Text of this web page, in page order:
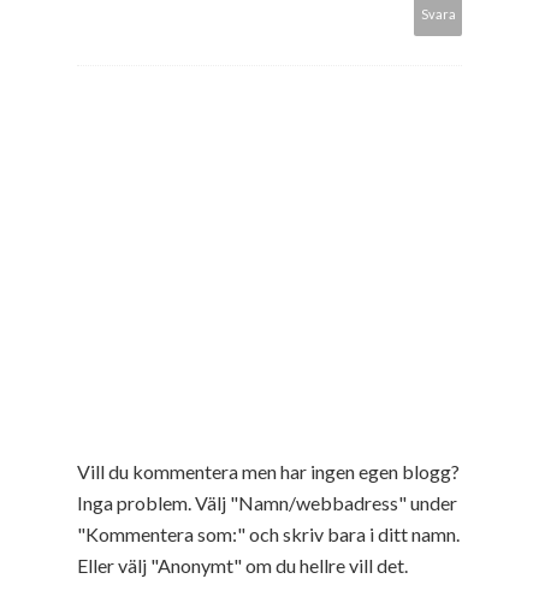
Svara
Vill du kommentera men har ingen egen blogg?
Inga problem. Välj "Namn/webbadress" under
"Kommentera som:" och skriv bara i ditt namn.
Eller välj "Anonymt" om du hellre vill det.